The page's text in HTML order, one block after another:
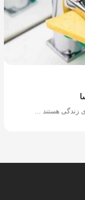
زندگی هستند ...